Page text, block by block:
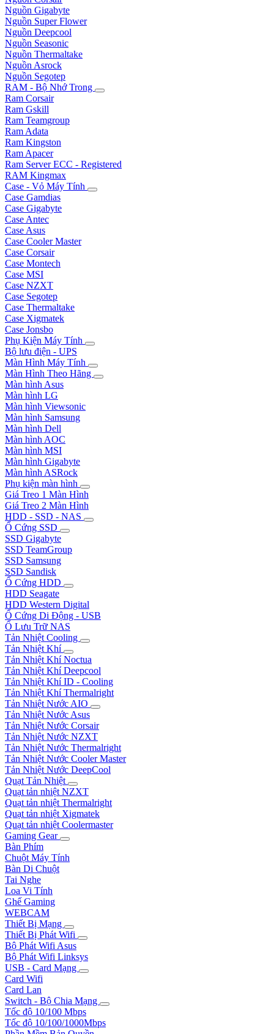
Nguồn Gigabyte
Nguồn Super Flower
Nguồn Deepcool
Nguồn Seasonic
Nguồn Thermaltake
Nguồn Asrock
Nguồn Segotep
RAM - Bộ Nhớ Trong
Ram Corsair
Ram Gskill
Ram Teamgroup
Ram Adata
Ram Kingston
Ram Apacer
Ram Server ECC - Registered
RAM Kingmax
Case - Vỏ Máy Tính
Case Gamdias
Case Gigabyte
Case Antec
Case Asus
Case Cooler Master
Case Corsair
Case Montech
Case MSI
Case NZXT
Case Segotep
Case Thermaltake
Case Xigmatek
Case Jonsbo
Phụ Kiện Máy Tính
Bộ lưu điện - UPS
Màn Hình Máy Tính
Màn Hình Theo Hãng
Màn hình Asus
Màn hình LG
Màn hình Viewsonic
Màn hình Samsung
Màn hình Dell
Màn hình AOC
Màn hình MSI
Màn hình Gigabyte
Màn hình ASRock
Phụ kiện màn hình
Giá Treo 1 Màn Hình
Giá Treo 2 Màn Hình
HDD - SSD - NAS
Ổ Cứng SSD
SSD Gigabyte
SSD TeamGroup
SSD Samsung
SSD Sandisk
Ổ Cứng HDD
HDD Seagate
HDD Western Digital
Ổ Cứng Di Động - USB
Ổ Lưu Trữ NAS
Tản Nhiệt Cooling
Tản Nhiệt Khí
Tản Nhiệt Khí Noctua
Tản Nhiệt Khí Deepcool
Tản Nhiệt Khí ID - Cooling
Tản Nhiệt Khí Thermalright
Tản Nhiệt Nước AIO
Tản Nhiệt Nước Asus
Tản Nhiệt Nước Corsair
Tản Nhiệt Nước NZXT
Tản Nhiệt Nước Thermalright
Tản Nhiệt Nước Cooler Master
Tản Nhiệt Nước DeepCool
Quạt Tản Nhiệt
Quạt tản nhiệt NZXT
Quạt tản nhiệt Thermalright
Quạt tản nhiệt Xigmatek
Quạt tản nhiệt Coolermaster
Gaming Gear
Bàn Phím
Chuột Máy Tính
Bàn Di Chuột
Tai Nghe
Loa Vi Tính
Ghế Gaming
WEBCAM
Thiết Bị Mạng
Thiết Bị Phát Wifi
Bộ Phát Wifi Asus
Bộ Phát Wifi Linksys
USB - Card Mạng
Card Wifi
Card Lan
Switch - Bộ Chia Mạng
Tốc độ 10/100 Mbps
Tốc độ 10/100/1000Mbps